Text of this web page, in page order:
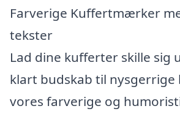
Farverige Kuffertmærker
tekster
Lad dine kufferter skille sig
klart budskab til nysgerrige
vores farverige og